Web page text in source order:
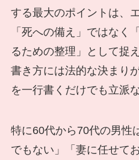
する最大のポイントは、
「死への備え」ではなく
るための整理」として捉
書き方には法的な決まり
を一行書くだけでも立派
特に60代から70代の男性
でもない」「妻に任せて